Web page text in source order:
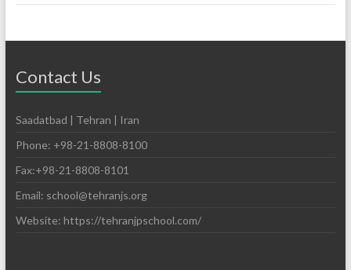
Contact Us
Saadatbad | Tehran | Iran
Phone: +98-21-8808-8100
Fax:+98-21-8808-8101
Email: school@tehranjs.org
Website: https://tehranjpschool.com/